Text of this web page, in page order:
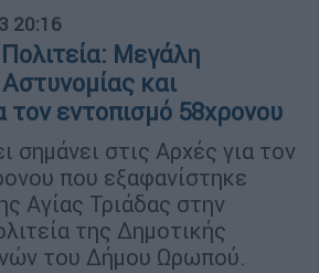
20:16
Πολιτεία: Μεγάλη
και
τον εντοπισμό 58χρονου
σημάνει στις Αρχές για τον
που εξαφανίστηκε
Αγίας Τριάδας στην
της Δημοτικής
του Δήμου Ωρωπού.